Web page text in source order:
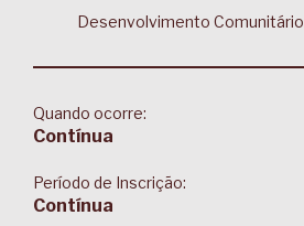
Desenvolvimento Comunitário
Quando ocorre:
Contínua
Período de Inscrição:
Contínua